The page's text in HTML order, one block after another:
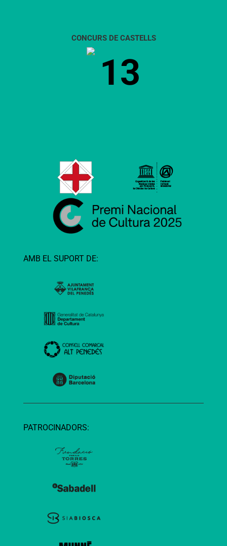
CONCURS DE CASTELLS
13
AMB EL SUPORT DE:
PATROCINADORS: